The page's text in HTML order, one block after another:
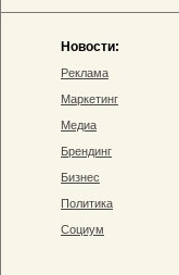
Новости:
Реклама
Маркетинг
Медиа
Брендинг
Бизнес
Политика
Социум